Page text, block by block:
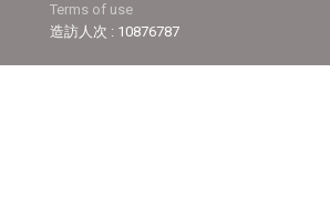
Terms of use
造訪人次 : 10876787